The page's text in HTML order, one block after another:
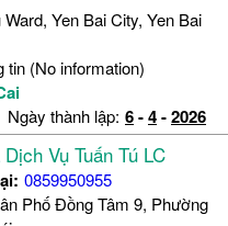
Yen Bai City, Yen Bai
tin (No information)
Ngày thành lập: 6-4-2026
Vụ Tuấn Tú LC
0859950955
Phố Đồng Tâm 9, Phường